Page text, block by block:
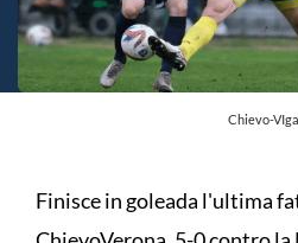
Chievo-
Finisce in goleada l'ultima